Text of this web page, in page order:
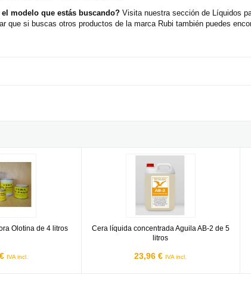
modelo que estás buscando? Visita nuestra sección de Líquidos
que si buscas otros productos de la marca Rubi también puedes
Olotina de 4 litros
IVA incl.
Cera líquida concentrada Aguila AB-2 de 5
litros
23,96 € IVA incl.
Abrasivos Aguila AB-2